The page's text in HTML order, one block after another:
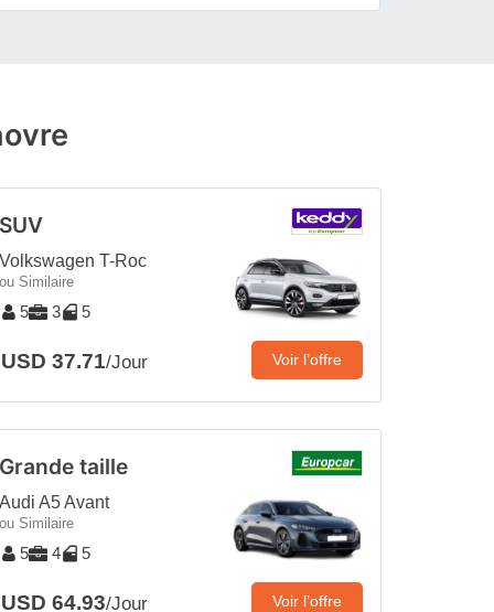
SUV
Volkswagen T-Roc
ou Similaire
5 3 5
USD 37.71/Jour Voir l’offre
Grande taille
Audi A5 Avant
ou Similaire
5 4 5
USD 64.93/Jour Voir l’offre